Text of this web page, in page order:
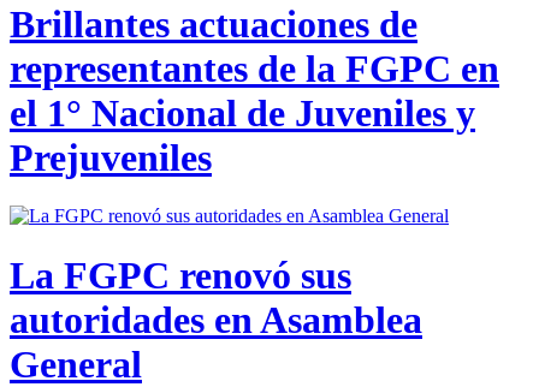
Brillantes actuaciones de
representantes de la FGPC en
el 1° Nacional de Juveniles y
Prejuveniles
La FGPC renovó sus
autoridades en Asamblea
General